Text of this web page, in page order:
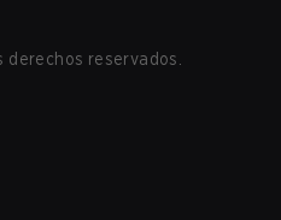
derechos reservados.